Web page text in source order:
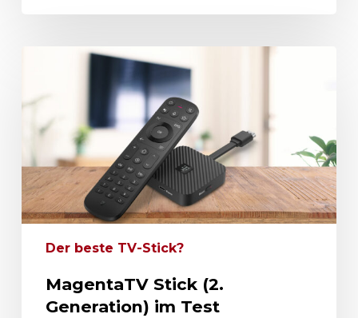
Der beste TV-Stick?
MagentaTV Stick (2.
Generation) im Test